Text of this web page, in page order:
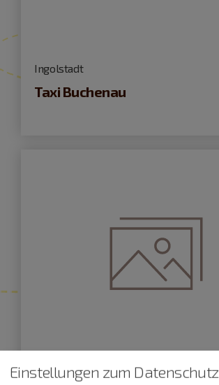
Ingolstadt
Taxi Buchenau
Einstellungen zum Datenschutz